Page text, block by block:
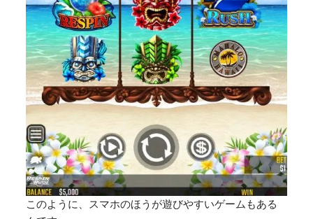
このように、スマホのほうが遊びやすいゲームもある